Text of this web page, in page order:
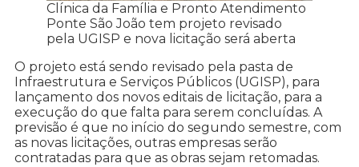
Clínica da Família e Pronto Atendimento
Ponte São João tem projeto revisado
pela UGISP e nova licitação será aberta
O projeto está sendo revisado pela pasta de
Infraestrutura e Serviços Públicos (UGISP), para
lançamento dos novos editais de licitação, para a
execução do que falta para serem concluídas. A
previsão é que no início do segundo semestre, com
as novas licitações, outras empresas serão
contratadas para que as obras sejam retomadas.